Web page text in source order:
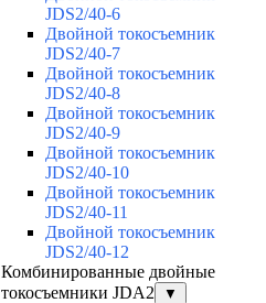
JDS2/40-6
Двойной токосъемник
JDS2/40-7
Двойной токосъемник
JDS2/40-8
Двойной токосъемник
JDS2/40-9
Двойной токосъемник
JDS2/40-10
Двойной токосъемник
JDS2/40-11
Двойной токосъемник
JDS2/40-12
Комбинированные двойные
токосъемники JDA2
▼